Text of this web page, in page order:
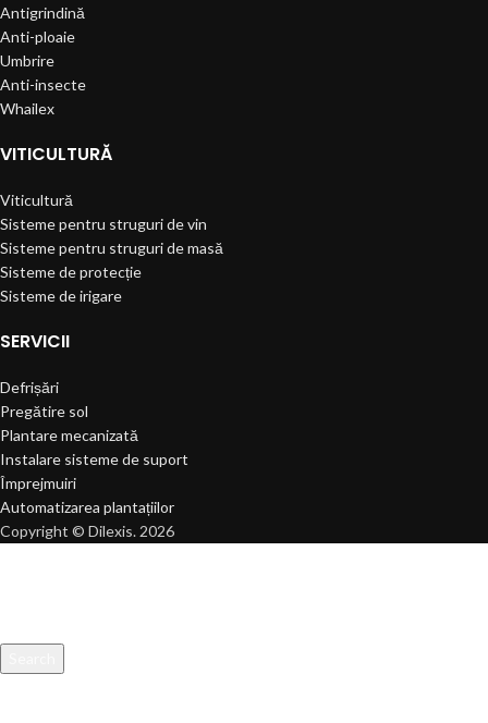
Antigrindină
Anti-ploaie
Umbrire
Anti-insecte
Whailex
VITICULTURĂ
Viticultură
Sisteme pentru struguri de vin
Sisteme pentru struguri de masă
Sisteme de protecție
Sisteme de irigare
SERVICII
Defrișări
Pregătire sol
Plantare mecanizată
Instalare sisteme de suport
Împrejmuiri
Automatizarea plantațiilor
Copyright © Dilexis. 2026